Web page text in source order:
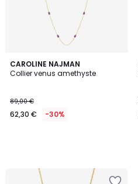
CAROLINE NAJMAN
Collier venus amethyste
89,00 €
62,30 € -30%